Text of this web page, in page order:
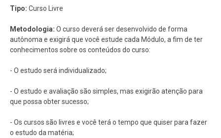
Tipo: Curso Livre
Metodologia: O curso deverá ser desenvolvido de forma
autônoma e exigirá que você estude cada Módulo, a fim de ter
conhecimentos sobre os conteúdos do curso:
- O estudo será individualizado;
- O estudo e avaliação são simples, mas exigirão atenção para
que possa obter sucesso;
- Os cursos são livres e você terá o tempo que quiser para fazer
o estudo da matéria;